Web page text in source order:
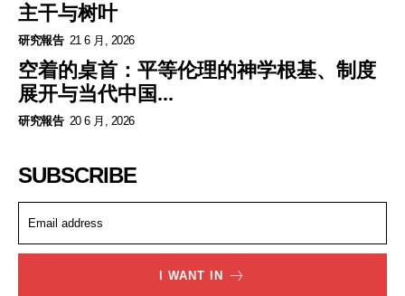
主干与树叶
研究報告 21 6 月, 2026
空着的桌首：平等伦理的神学根基、制度
展开与当代中国...
研究報告 20 6 月, 2026
SUBSCRIBE
I WANT IN